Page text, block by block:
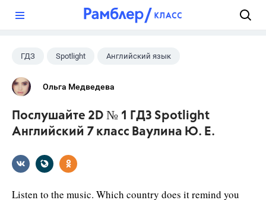
ГДЗ Spotlight Английский язык
7 класс
Ольга Медведева
Послушайте 2D № 1 ГДЗ Spotlight
Английский 7 класс Ваулина Ю. Е.
Listen to the music. Which country does it remind you